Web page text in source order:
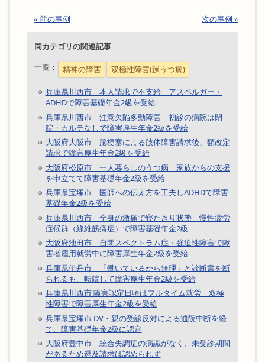
« 前の事例 次の事例 »
同カテゴリの関連記事
一覧：
精神の障害 双極性障害(躁うつ病)
兵庫県川西市 本人請求で不支給 アスペルガー・
ADHDで障害基礎年金2級を受給
兵庫県川西市 注意欠陥多動障害 初診の病院は閉
院・カルテなしで障害厚生年金2級を受給
大阪府大阪市 脳梗塞による肢体障害請求後、額改定
請求で障害厚生年金2級を受給
大阪府松原市 一人暮らしのうつ病 家族からの支援
を申立てて障害基礎年金2級を受給
兵庫県宝塚市 医師への伝え方を工夫しADHDで障害
基礎年金2級を受給
兵庫県川西市 全身の激痛で寝たきり状態 慢性疲労
症候群（線維筋痛症）で障害基礎年金2級
大阪府池田市 自閉スペクトラム症・強迫性障害で障
害者雇用就労中に障害厚生年金2級を受給
兵庫県伊丹市 「働いているから無理」と診断書を断
られるも、転院して障害厚生年金2級を受給
兵庫県川西市 障害認定日頃はフルタイム就労 双極
性障害で障害厚生年金2級を受給
兵庫県宝塚市 DV・親の受診反対による通院中断を経
て、障害基礎年金2級に認定
大阪府豊中市 統合失調症の病識がなく、未受診期間
があるため遡及請求は認められず